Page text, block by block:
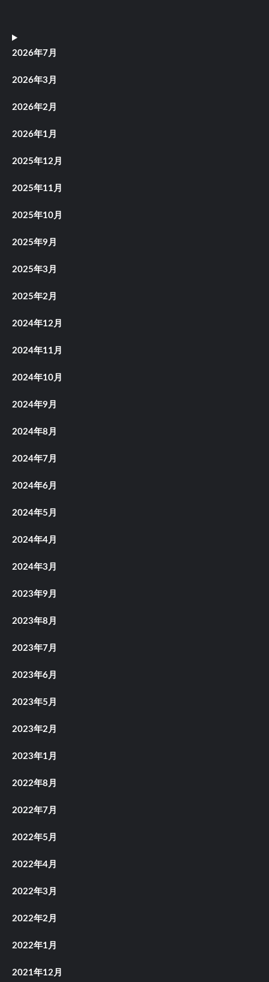
2026年7月
2026年3月
2026年2月
2026年1月
2025年12月
2025年11月
2025年10月
2025年9月
2025年3月
2025年2月
2024年12月
2024年11月
2024年10月
2024年9月
2024年8月
2024年7月
2024年6月
2024年5月
2024年4月
2024年3月
2023年9月
2023年8月
2023年7月
2023年6月
2023年5月
2023年2月
2023年1月
2022年8月
2022年7月
2022年5月
2022年4月
2022年3月
2022年2月
2022年1月
2021年12月